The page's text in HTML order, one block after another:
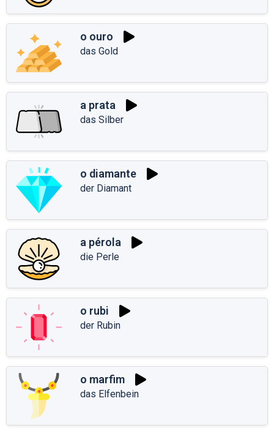
o ouro
das Gold
a prata
das Silber
o diamante
der Diamant
a pérola
die Perle
o rubi
der Rubin
o marfim
das Elfenbein